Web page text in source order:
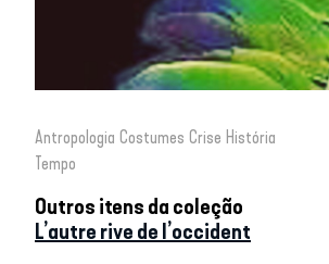
Antropologia Costumes Crise História
Tempo
Outros itens da coleção
L’autre rive de l’occident